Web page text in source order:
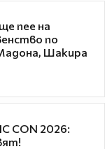
пее на
по
Шакира
CON 2026: